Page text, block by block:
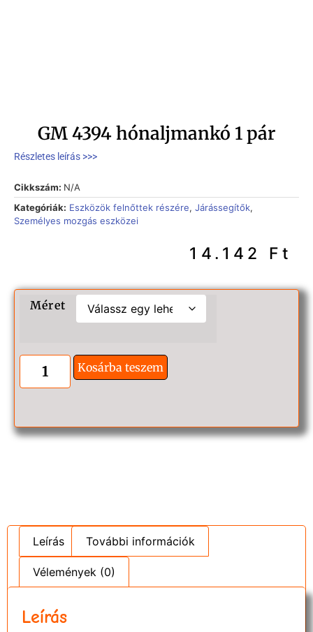
GM 4394 hónaljmankó 1 pár
Részletes leírás >>>
Cikkszám: N/A
Kategóriák: Eszközök felnőttek részére, Járássegítők,
Személyes mozgás eszközei
14.142 Ft
Méret
Kosárba teszem
Leírás További információk
Vélemények (0)
Leírás